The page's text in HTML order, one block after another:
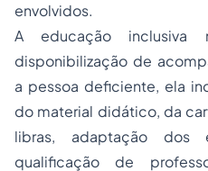
envolvidos.
A educação
disponibilização de
a pessoa deficiente, ela
do material didático, da
libras, adaptação dos
qualificação de